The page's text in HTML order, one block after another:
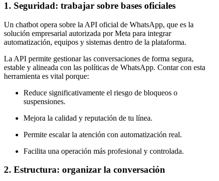
1. Seguridad: trabajar sobre bases oficiales
Un chatbot opera sobre la API oficial de WhatsApp, que es la
solución empresarial autorizada por Meta para integrar
automatización, equipos y sistemas dentro de la plataforma.
La API permite gestionar las conversaciones de forma segura,
estable y alineada con las políticas de WhatsApp. Contar con esta
herramienta es vital porque:
Reduce significativamente el riesgo de bloqueos o
suspensiones.
Mejora la calidad y reputación de tu línea.
Permite escalar la atención con automatización real.
Facilita una operación más profesional y controlada.
2. Estructura: organizar la conversación